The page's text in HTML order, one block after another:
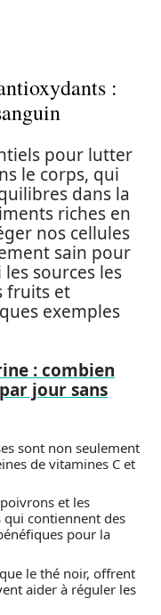
:
pour lutter
le corps, qui
dans la
riches en
nos cellules
sain pour
sources les
fruits et
exemples
: combien
jour sans
sont non seulement
de vitamines C et
et les
contiennent des
pour la
le thé noir, offrent
aider à réguler les